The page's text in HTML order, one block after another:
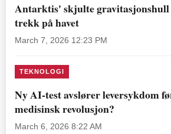
Antarktis' skjulte
trekk på havet
March 7, 2026 12:23 PM
TEKNOLOGI
Ny AI-test avslører leversykdom
medisinsk revolusjon?
March 6, 2026 8:22 AM